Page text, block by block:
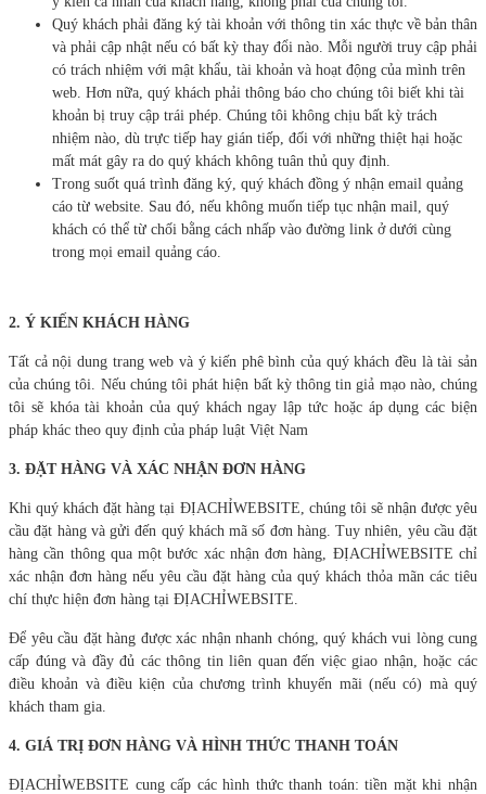
Quý khách phải đăng ký tài khoản với thông tin xác thực về bản thân
và phải cập nhật nếu có bất kỳ thay đổi nào. Mỗi người truy cập phải
có trách nhiệm với mật khẩu, tài khoản và hoạt động của mình trên
web. Hơn nữa, quý khách phải thông báo cho chúng tôi biết khi tài
khoản bị truy cập trái phép. Chúng tôi không chịu bất kỳ trách
nhiệm nào, dù trực tiếp hay gián tiếp, đối với những thiệt hại hoặc
mất mát gây ra do quý khách không tuân thủ quy định.
Trong suốt quá trình đăng ký, quý khách đồng ý nhận email quảng
cáo từ website. Sau đó, nếu không muốn tiếp tục nhận mail, quý
khách có thể từ chối bằng cách nhấp vào đường link ở dưới cùng
trong mọi email quảng cáo.
2. Ý KIẾN KHÁCH HÀNG
Tất cả nội dung trang web và ý kiến phê bình của quý khách đều là tài sản
của chúng tôi. Nếu chúng tôi phát hiện bất kỳ thông tin giả mạo nào, chúng
tôi sẽ khóa tài khoản của quý khách ngay lập tức hoặc áp dụng các biện
pháp khác theo quy định của pháp luật Việt Nam
3. ĐẶT HÀNG VÀ XÁC NHẬN ĐƠN HÀNG
Khi quý khách đặt hàng tại ĐỊACHỈWEBSITE, chúng tôi sẽ nhận được yêu
cầu đặt hàng và gửi đến quý khách mã số đơn hàng. Tuy nhiên, yêu cầu đặt
hàng cần thông qua một bước xác nhận đơn hàng, ĐỊACHỈWEBSITE chỉ
xác nhận đơn hàng nếu yêu cầu đặt hàng của quý khách thỏa mãn các tiêu
chí thực hiện đơn hàng tại ĐỊACHỈWEBSITE.
Để yêu cầu đặt hàng được xác nhận nhanh chóng, quý khách vui lòng cung
cấp đúng và đầy đủ các thông tin liên quan đến việc giao nhận, hoặc các
điều khoản và điều kiện của chương trình khuyến mãi (nếu có) mà quý
khách tham gia.
4. GIÁ TRỊ ĐƠN HÀNG VÀ HÌNH THỨC THANH TOÁN
ĐỊACHỈWEBSITE cung cấp các hình thức thanh toán: tiền mặt khi nhận